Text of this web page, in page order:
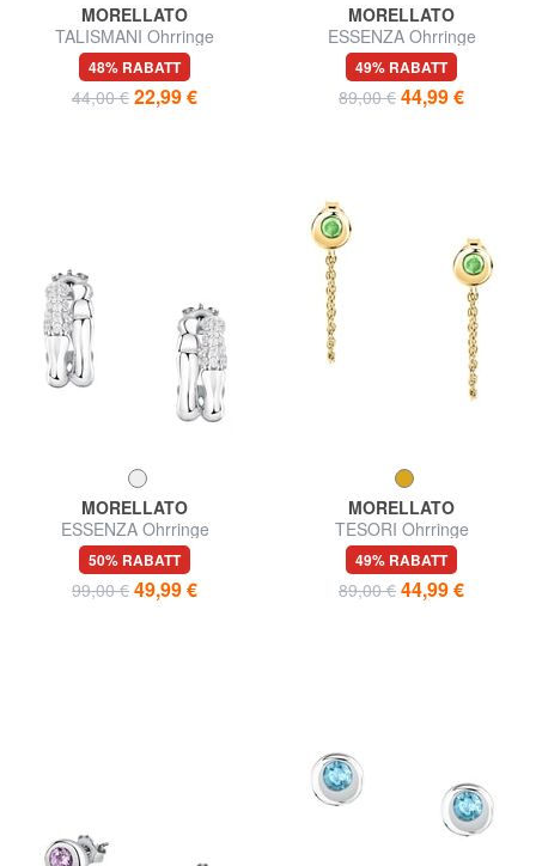
MORELLATO
TALISMANI Ohrringe
48% RABATT
44,00 € 22,99 €
MORELLATO
ESSENZA Ohrringe
49% RABATT
89,00 € 44,99 €
MORELLATO
ESSENZA Ohrringe
50% RABATT
99,00 € 49,99 €
MORELLATO
TESORI Ohrringe
49% RABATT
89,00 € 44,99 €